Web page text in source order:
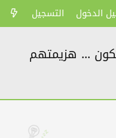
الدخول التسجيل
... هزيمتهم